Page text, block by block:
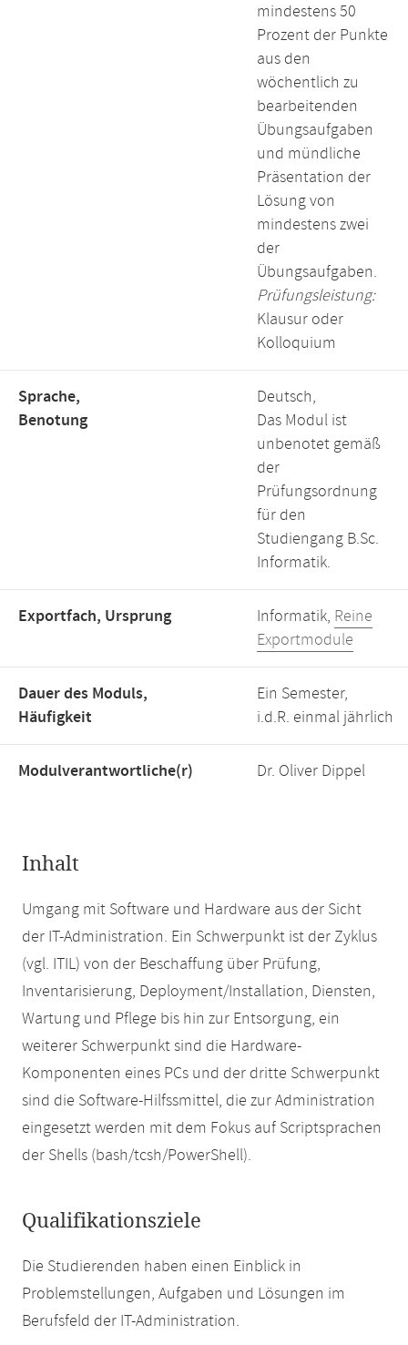
mindestens 50
Prozent der Punkte
aus den
wöchentlich zu
bearbeitenden
Übungsaufgaben
und mündliche
Präsentation der
Lösung von
mindestens zwei
der
Übungsaufgaben.
Prüfungsleistung:
Klausur oder
Kolloquium
Sprache,
Benotung
Deutsch,
Das Modul ist
unbenotet gemäß
der
Prüfungsordnung
für den
Studiengang B.Sc.
Informatik.
Exportfach, Ursprung Informatik, Reine
Exportmodule
Dauer des Moduls,
Häufigkeit
Ein Semester,
i.d.R. einmal jährlich
Modulverantwortliche(r) Dr. Oliver Dippel
Inhalt
Umgang mit Software und Hardware aus der Sicht
der IT-Administration. Ein Schwerpunkt ist der Zyklus
(vgl. ITIL) von der Beschaffung über Prüfung,
Inventarisierung, Deployment/Installation, Diensten,
Wartung und Pflege bis hin zur Entsorgung, ein
weiterer Schwerpunkt sind die Hardware-
Komponenten eines PCs und der dritte Schwerpunkt
sind die Software-Hilfssmittel, die zur Administration
eingesetzt werden mit dem Fokus auf Scriptsprachen
der Shells (bash/tcsh/PowerShell).
Qualifikationsziele
Die Studierenden haben einen Einblick in
Problemstellungen, Aufgaben und Lösungen im
Berufsfeld der IT-Administration.